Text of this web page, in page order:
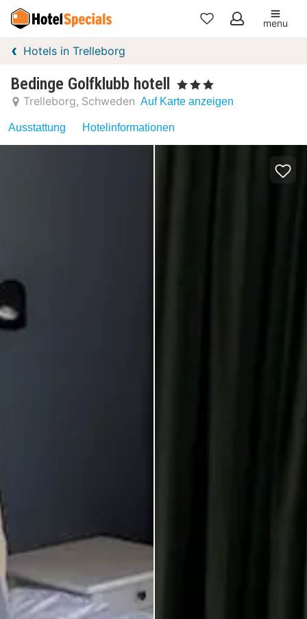
Meine
menu
Hotels in Trelleborg
Bedinge Golfklubb hotell , 3 Sterne
Trelleborg Schweden Auf Karte anzeigen
Ausstattung Hotelinformationen